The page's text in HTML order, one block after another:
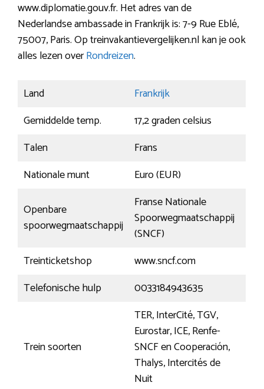
www.diplomatie.gouv.fr. Het adres van de
Nederlandse ambassade in Frankrijk is: 7-9 Rue Eblé,
75007, Paris. Op treinvakantievergelijken.nl kan je ook
alles lezen overRondreizen.
Land
Frankrijk
Gemiddelde temp.
17,2 graden celsius
Talen
Frans
Nationale munt
Euro (EUR)
Openbare
spoorwegmaatschappij
Franse Nationale
Spoorwegmaatschappij
(SNCF)
Treinticketshop
www.sncf.com
Telefonische hulp
0033184943635
Trein soorten
TER, InterCité, TGV,
Eurostar, ICE, Renfe-
SNCF en Cooperación,
Thalys, Intercités de
Nuit